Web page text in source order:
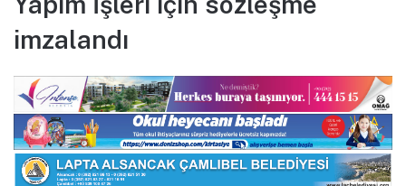
imzalandı